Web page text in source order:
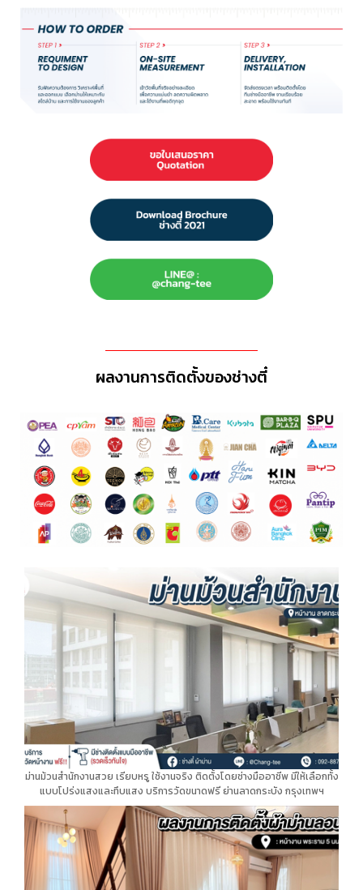
ผลงานการติดตั้งของช่างตี๋
ม่านม้วนสำนักงานสวย เรียบหรู ใช้งานจริง ติดตั้งโดยช่างมืออาชีพ มีให้เลือกทั้ง
แบบโปร่งแสงและทึบแสง บริการวัดขนาดฟรี ย่านลาดกระบัง กรุงเทพฯ